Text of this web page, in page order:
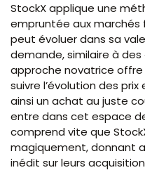
StockX applique une
empruntée aux marchés
peut évoluer dans sa
demande, similaire à
approche novatrice offre
suivre l’évolution des
ainsi un achat au juste
entre dans cet espace
comprend vite que
magiquement, donnant
inédit sur leurs